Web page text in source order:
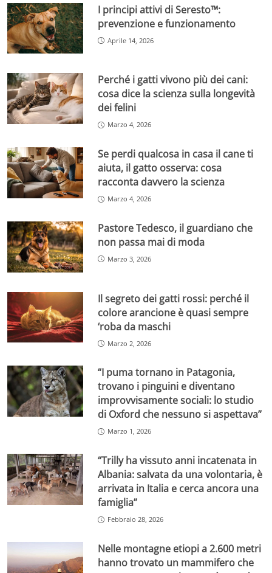
I principi attivi di Seresto™:
prevenzione e funzionamento
Aprile 14, 2026
Perché i gatti vivono più dei cani:
cosa dice la scienza sulla longevità
dei felini
Marzo 4, 2026
Se perdi qualcosa in casa il cane ti
aiuta, il gatto osserva: cosa
racconta davvero la scienza
Marzo 4, 2026
Pastore Tedesco, il guardiano che
non passa mai di moda
Marzo 3, 2026
Il segreto dei gatti rossi: perché il
colore arancione è quasi sempre
‘roba da maschi
Marzo 2, 2026
“I puma tornano in Patagonia,
trovano i pinguini e diventano
improvvisamente sociali: lo studio
di Oxford che nessuno si aspettava”
Marzo 1, 2026
“Trilly ha vissuto anni incatenata in
Albania: salvata da una volontaria, è
arrivata in Italia e cerca ancora una
famiglia”
Febbraio 28, 2026
Nelle montagne etiopi a 2.600 metri
hanno trovato un mammifero che